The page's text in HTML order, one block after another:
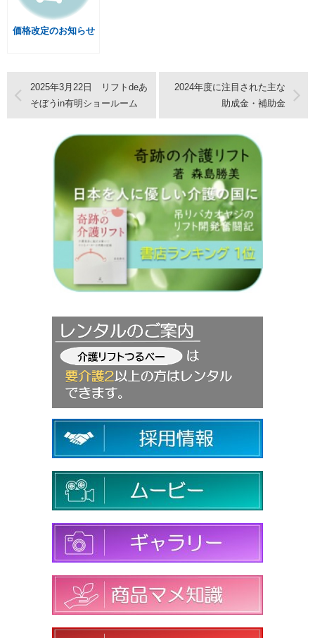
価格改定のお知らせ
2025年3月22日 リフトdeあ
そぼうin有明ショールーム
2024年度に注目された主な
助成金・補助金